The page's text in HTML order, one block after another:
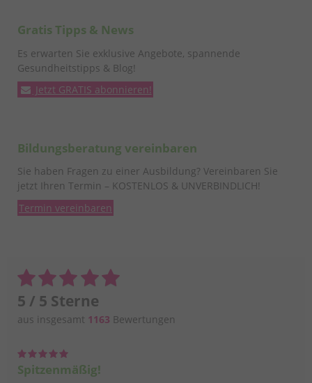
Gratis Tipps & News
Es erwarten Sie exklusive Angebote, spannende
Gesundheitstipps & Blog!
Jetzt GRATIS abonnieren!
Bildungsberatung vereinbaren
Sie haben Fragen zu einer Ausbildung? Vereinbaren Sie
jetzt Ihren Termin – KOSTENLOS & UNVERBINDLICH!
Termin vereinbaren
5 / 5 Sterne
aus insgesamt 1163 Bewertungen
Spitzenmäßig!